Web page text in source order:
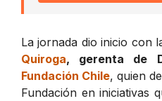
La jornada dio inicio con
Quiroga, gerenta de
Fundación Chile, quien
Fundación en iniciativas